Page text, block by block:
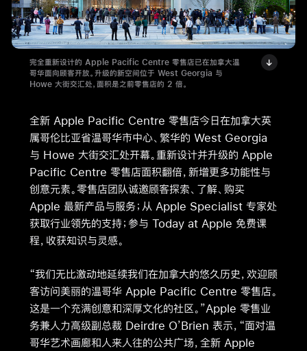
完全重新设计的 Apple Pacific Centre 零售店已在加拿大温
哥华面向顾客开放。升级的新空间位于 West Georgia 与
Howe 大街交汇处，面积是之前零售店的 2 倍。
全新 Apple Pacific Centre 零售店今日在加拿大英
属哥伦比亚省温哥华市中心、繁华的 West Georgia
与 Howe 大街交汇处开幕。重新设计并升级的 Apple
Pacific Centre 零售店面积翻倍，新增更多功能性与
创意元素。零售店团队诚邀顾客探索、了解、购买
Apple 最新产品与服务；从 Apple Specialist 专家处
获取行业领先的支持；参与 Today at Apple 免费课
程，收获知识与灵感。
“我们无比激动地延续我们在加拿大的悠久历史，欢迎顾
客访问美丽的温哥华 Apple Pacific Centre 零售店。
这是一个充满创意和深厚文化的社区。”Apple 零售业
务兼人力高级副总裁 Deirdre O’Brien 表示，“面对温
哥华艺术画廊和人来人往的公共广场，全新 Apple